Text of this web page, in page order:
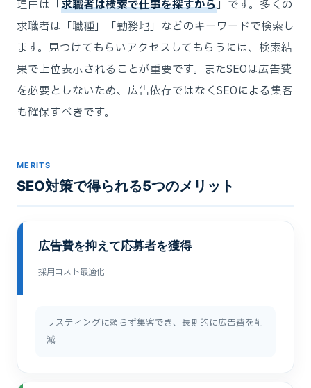
理由は「求職者は検索で仕事を探すから」です。多くの
求職者は「職種」「勤務地」などのキーワードで検索し
ます。見つけてもらいアクセスしてもらうには、検索結
果で上位表示されることが重要です。またSEOは広告費
を必要としないため、広告依存ではなくSEOによる集客
も確保すべきです。
MERITS
SEO対策で得られる5つのメリット
広告費を抑えて応募者を獲得
採用コスト最適化
リスティングに頼らず集客でき、長期的に広告費を削
減